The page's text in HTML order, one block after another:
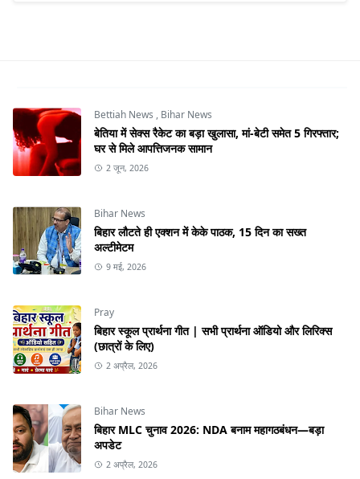
Bettiah News , Bihar News
बेतिया में सेक्स रैकेट का बड़ा खुलासा, मां-बेटी समेत 5 गिरफ्तार;
घर से मिले आपत्तिजनक सामान
2 जून, 2026
Bihar News
बिहार लौटते ही एक्शन में केके पाठक, 15 दिन का सख्त
अल्टीमेटम
9 मई, 2026
Pray
बिहार स्कूल प्रार्थना गीत | सभी प्रार्थना ऑडियो और लिरिक्स
(छात्रों के लिए)
2 अप्रैल, 2026
Bihar News
बिहार MLC चुनाव 2026: NDA बनाम महागठबंधन—बड़ा
अपडेट
2 अप्रैल, 2026